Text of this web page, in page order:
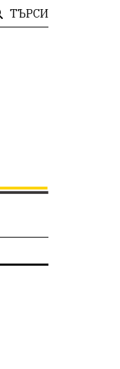
ТЪРСИ